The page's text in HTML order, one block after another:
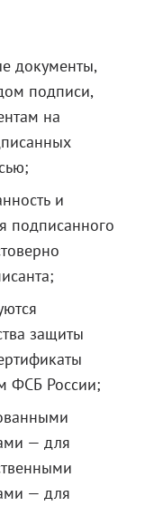
документы,
подписи,
на
и
подписанного
защиты
ФСБ России;
— для
— для